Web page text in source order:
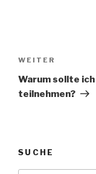
Nächster
Beitrag
WEITER
Warum sollte
teilnehmen?
SUCHE